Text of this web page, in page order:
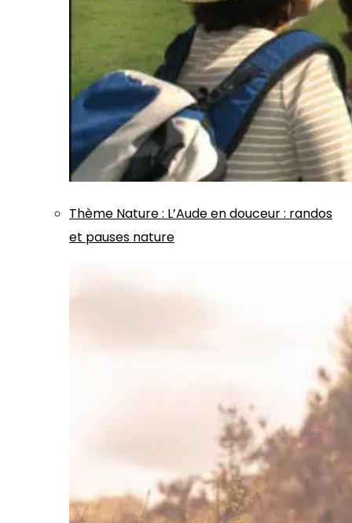
Thème Nature: L’Aude en douceur : randos
et pauses nature